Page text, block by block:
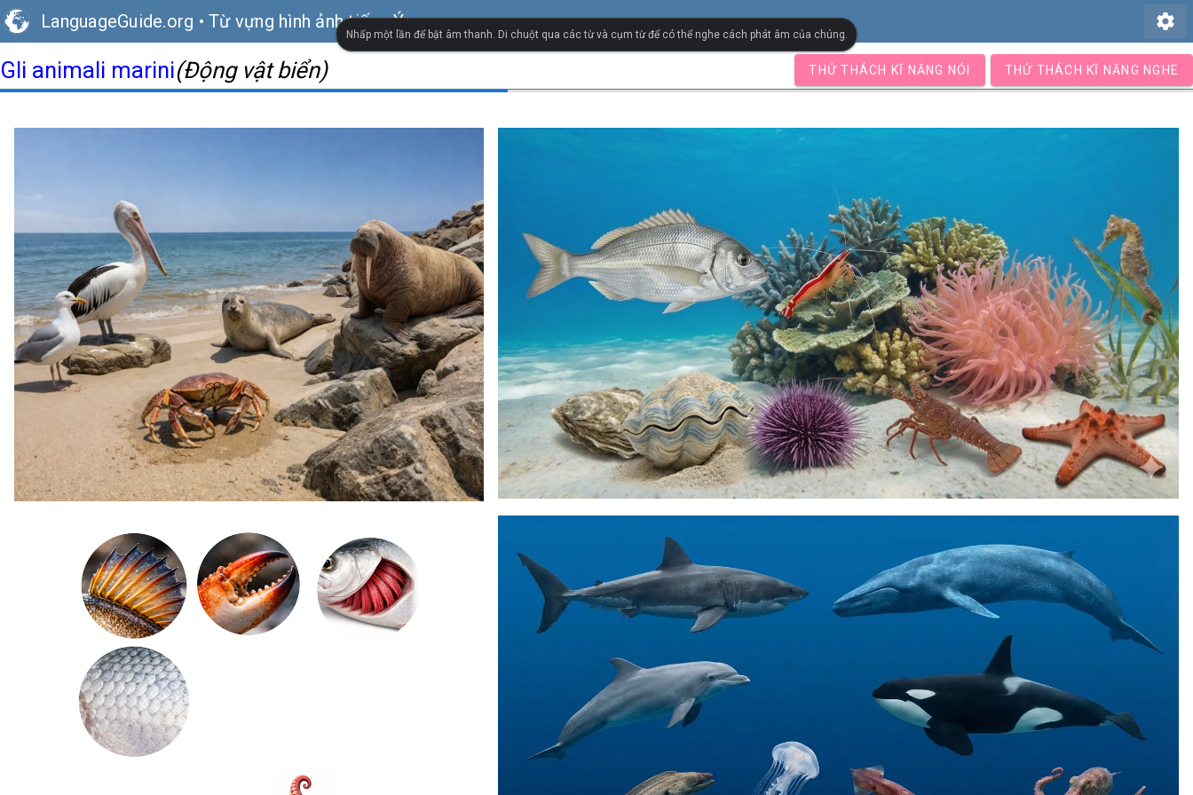
LanguageGuide.org • Từ vựng hình ảnh tiếng Ý settings
Gli animali marini(Động vật biển) THỬ THÁCH KĨ NĂNG NÓI THỬ THÁCH KĨ NĂNG NGHE
Nhấp một lần để bật âm thanh. Di chuột qua các từ và cụm từ để có thể nghe cách phát âm của chúng.